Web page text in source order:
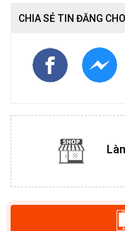
CHIA SẺ TIN ĐĂNG